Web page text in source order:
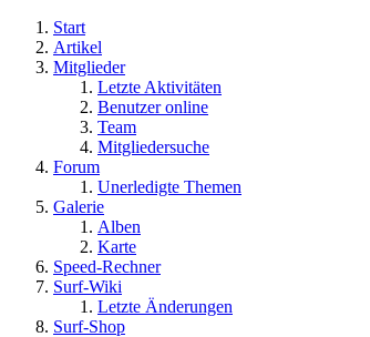
Start
Artikel
Mitglieder
Letzte Aktivitäten
Benutzer online
Team
Mitgliedersuche
Forum
Unerledigte Themen
Galerie
Alben
Karte
Speed-Rechner
Surf-Wiki
Letzte Änderungen
Surf-Shop